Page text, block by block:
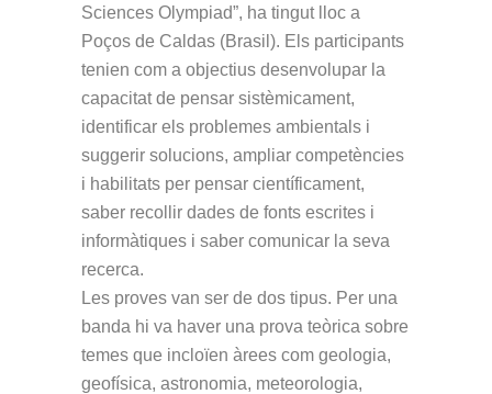
Sciences Olympiad”, ha tingut lloc a
Poços de Caldas (Brasil). Els participants
tenien com a objectius desenvolupar la
capacitat de pensar sistèmicament,
identificar els problemes ambientals i
suggerir solucions, ampliar competències
i habilitats per pensar científicament,
saber recollir dades de fonts escrites i
informàtiques i saber comunicar la seva
recerca.
Les proves van ser de dos tipus. Per una
banda hi va haver una prova teòrica sobre
temes que incloïen àrees com geologia,
geofísica, astronomia, meteorologia,